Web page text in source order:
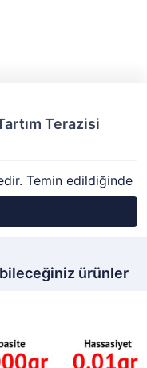
Terazisi
Temin edildiğinde
ürünler